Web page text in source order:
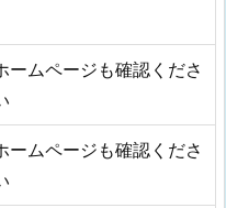
ームページも確認くださ
ームページも確認くださ